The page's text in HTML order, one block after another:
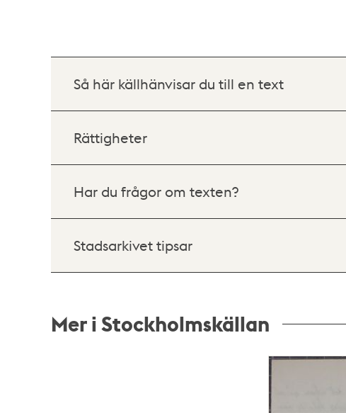
Så här källhänvisar du till en text
Rättigheter
Har du frågor om texten?
Stadsarkivet tipsar
Mer i Stockholmskällan